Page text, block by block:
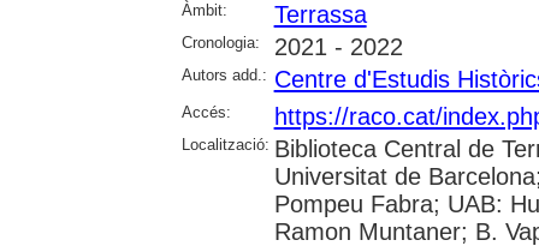
Àmbit: Terrassa
Cronologia: 2021 - 2022
Autors add.: Centre d'Estudis
Accés: https://raco.cat/
Localització: Biblioteca Central de
Universitat de
Pompeu Fabra; UAB:
Ramon Muntaner; B.